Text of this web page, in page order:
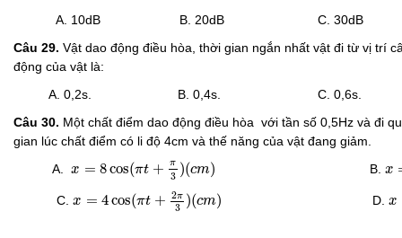
A. 10dB B. 20dB C. 30dB D.
Câu 29. Vật dao động điều hòa, thời gian ngắn nhất vật đi từ vị trí
động của vật là:
A. 0,2s. B. 0,4s. C. 0,6s.
Câu 30. Một chất điểm dao động điều hòa với tần số 0,5Hz và đi
gian lúc chất điểm có li độ 4cm và thế năng của vật đang giảm.
A. x = 8cos(πt + π
3 )(cm)
cos π + π )( cm B. x
C. x = 4cos(πt + 2π
3 )(cm)
π 3) ( c
D.x